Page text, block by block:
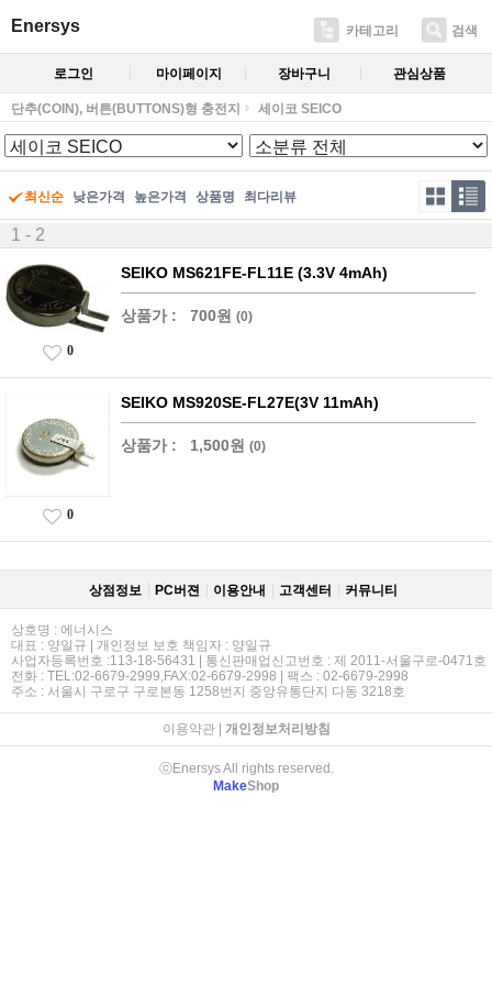
Enersys 카테고리 검색
로그인 마이페이지 장바구니 관심상품
단추(COIN), 버튼(BUTTONS)형 충전지 세이코 SEICO
최신순 낮은가격 높은가격 상품명 최다리뷰
1 - 2
SEIKO MS621FE-FL11E (3.3V 4mAh)
상품가 : 700원 (0)
0
SEIKO MS920SE-FL27E(3V 11mAh)
상품가 : 1,500원 (0)
0
상점정보 PC버젼 이용안내 고객센터 커뮤니티
상호명 : 에너시스
대표 : 양일규 | 개인정보 보호 책임자 : 양일규
사업자등록번호 :113-18-56431 | 통신판매업신고번호 : 제 2011-서울구로-0471호
전화 : TEL:02-6679-2999,FAX:02-6679-2998 | 팩스 : 02-6679-2998
주소 : 서울시 구로구 구로본동 1258번지 중앙유통단지 다동 3218호
이용약관| 개인정보처리방침
ⓒEnersys All rights reserved.
MakeShop